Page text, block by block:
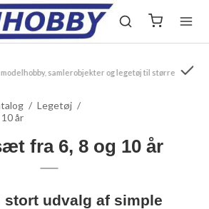
model du leder efter er du velkommen til at
kan vi skaffe den
/ Legetøj /
år
fra 6, 8 og 10 år
stort udvalg af simple